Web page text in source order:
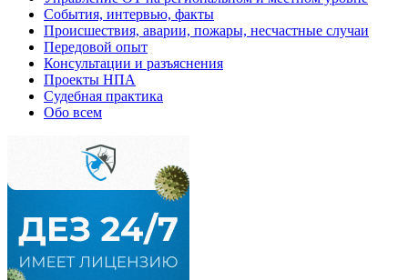
События, интервью, факты
Происшествия, аварии, пожары, несчастные случаи
Передовой опыт
Консультации и разъяснения
Проекты НПА
Судебная практика
Обо всем